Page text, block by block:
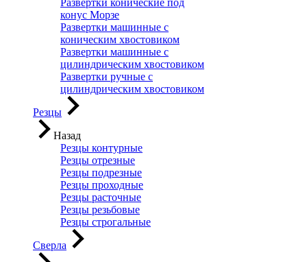
Развертки конические под
конус Морзе
Развертки машинные с
коническим хвостовиком
Развертки машинные с
цилиндрическим хвостовиком
Развертки ручные с
цилиндрическим хвостовиком
Резцы
Назад
Резцы контурные
Резцы отрезные
Резцы подрезные
Резцы проходные
Резцы расточные
Резцы резьбовые
Резцы строгальные
Сверла